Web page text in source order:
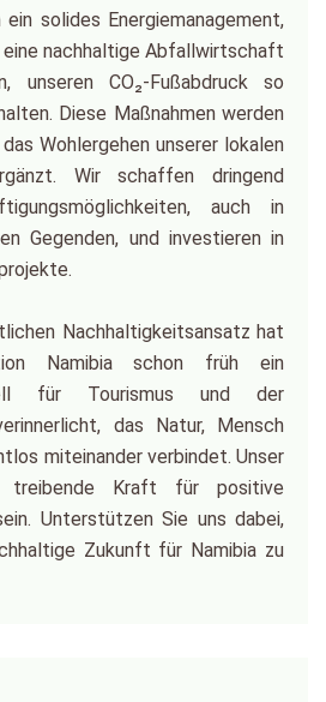
solides Energiemanagement,
eine nachhaltige Abfallwirtschaft
unseren CO₂-Fußabdruck so
Diese Maßnahmen werden
Wohlergehen unserer lokalen
Wir schaffen dringend
auch in
Gegenden, und investieren in
Nachhaltigkeitsansatz hat
Namibia schon früh ein
für Tourismus und der
das Natur, Mensch
miteinander verbindet. Unser
Kraft für positive
Unterstützen Sie uns dabei,
Zukunft für Namibia zu